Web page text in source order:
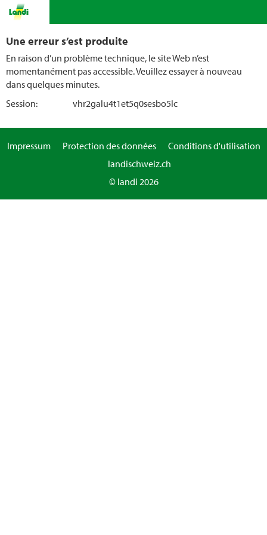
Une erreur s’est produite
En raison d’un problème technique, le site Web n’est
momentanément pas accessible. Veuillez essayer à nouveau
dans quelques minutes.
Session:
vhr2galu4t1et5q0sesbo5lc
Impressum Protection des données
Conditions d'utilisation
landischweiz.ch
© landi 2026